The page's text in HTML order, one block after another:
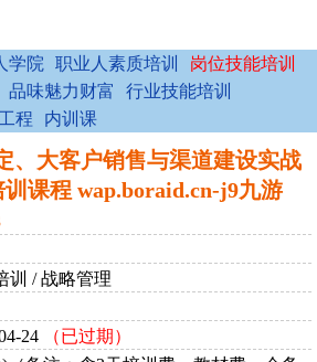
学院 职业人素质培训
岗位技能培训
品味魅力财富
行业技能培训
程 内训课
、大客户销售与渠道建设实战
课程 wap.boraid.cn-j9九游
训 / 战略管理
24
（已过期）